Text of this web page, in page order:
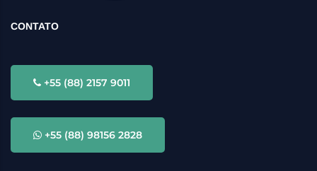
CONTATO
+55 (88) 2157 9011
+55 (88) 98156 2828